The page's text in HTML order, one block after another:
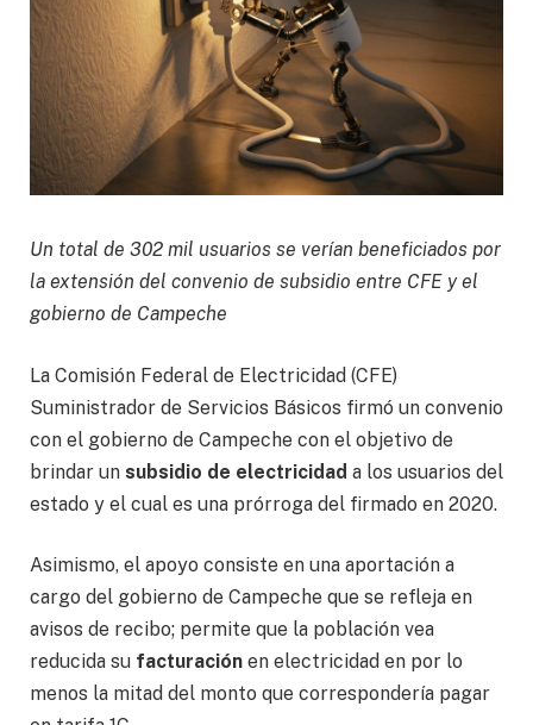
Un total de 302 mil usuarios se verían beneficiados por
la extensión del convenio de subsidio entre CFE y el
gobierno de Campeche
La Comisión Federal de Electricidad (CFE)
Suministrador de Servicios Básicos firmó un convenio
con el gobierno de Campeche con el objetivo de
brindar un subsidio de electricidad a los usuarios del
estado y el cual es una prórroga del firmado en 2020.
Asimismo, el apoyo consiste en una aportación a
cargo del gobierno de Campeche que se refleja en
avisos de recibo; permite que la población vea
reducida su facturación en electricidad en por lo
menos la mitad del monto que correspondería pagar